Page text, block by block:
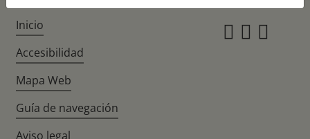
Inicio
Accesibilidad
Mapa Web
Guía de navegación
Aviso legal